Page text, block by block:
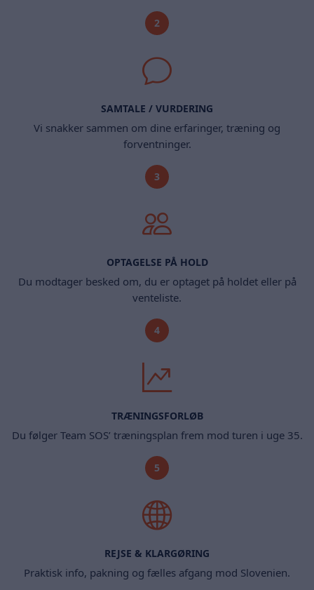
2
SAMTALE / VURDERING
Vi snakker sammen om dine erfaringer, træning og
forventninger.
3
OPTAGELSE PÅ HOLD
Du modtager besked om, du er optaget på holdet eller på
venteliste.
4
TRÆNINGSFORLØB
Du følger Team SOS’ træningsplan frem mod turen i uge 35.
5
REJSE & KLARGØRING
Praktisk info, pakning og fælles afgang mod Slovenien.